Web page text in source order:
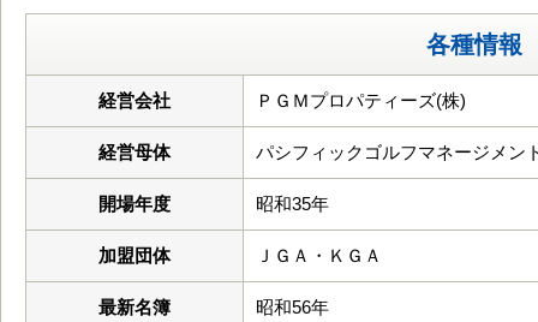
各種情報
経営会社 ＰＧＭプロパティーズ(株)
経営母体 パシフィックゴルフマネージメン
開場年度 昭和35年
加盟団体 ＪＧＡ・ＫＧＡ
最新名簿 昭和56年